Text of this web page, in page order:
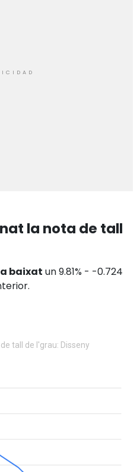
la nota de tall
baixat un 9.81% - -0.724
tall de l'grau: Disseny